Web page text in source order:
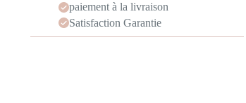
paiement à la livraison
Satisfaction Garantie